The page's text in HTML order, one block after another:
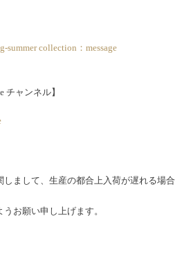
summer collection：message
チャンネル】
まして、生産の都合上入荷が遅れる場合
お願い申し上げます。